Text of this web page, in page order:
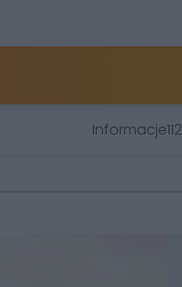
Informacje112